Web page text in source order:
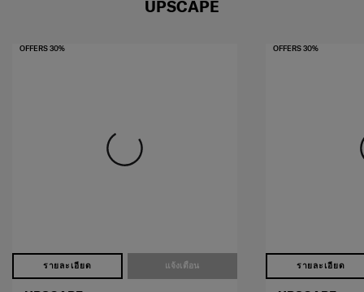
UPSCAPE
รายละเอียด แจ้งเตือน
OFFERS 30%
รายละเอียด
OFFERS 30%